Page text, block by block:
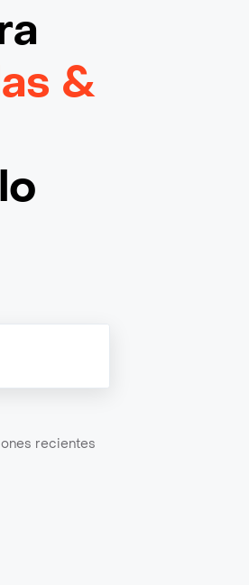
&
recientes